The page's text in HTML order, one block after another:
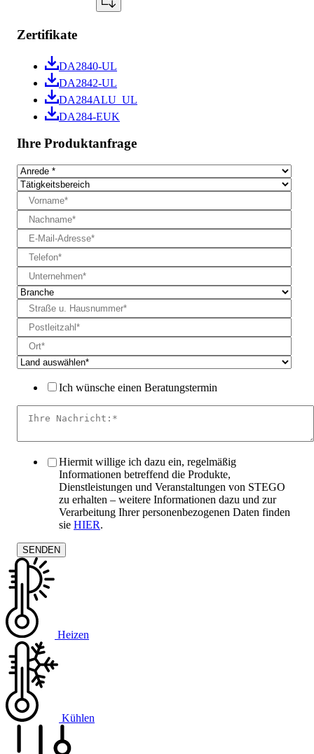
Zertifikate
DA2840-UL
DA2842-UL
DA284ALU_UL
DA284-EUK
Ihre Produktanfrage
Ich wünsche einen Beratungstermin
Hiermit willige ich dazu ein, regelmäßig
Informationen betreffend die Produkte,
Dienstleistungen und Veranstaltungen von STEGO
zu erhalten – weitere Informationen dazu und zur
Verarbeitung Ihrer personenbezogenen Daten finden
sie HIER.
Heizen
Kühlen